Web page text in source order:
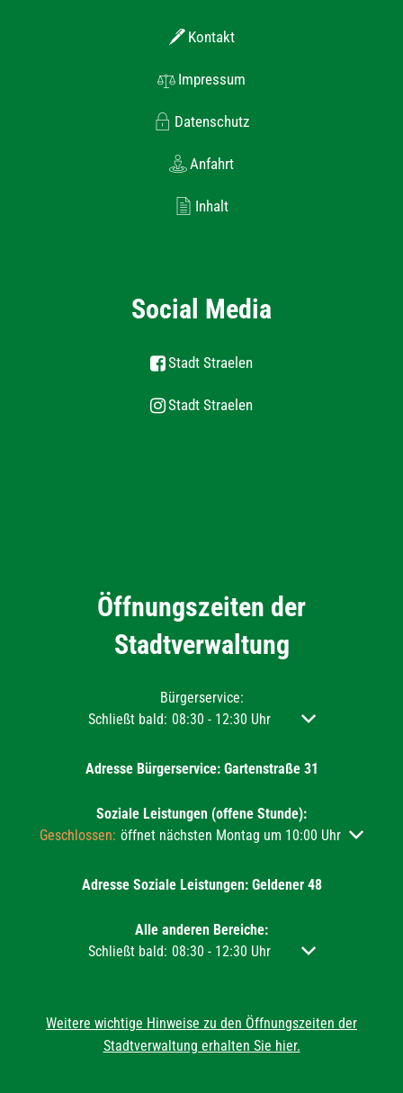
Kontakt
Impressum
Datenschutz
Anfahrt
Inhalt
Social Media
Stadt Straelen
Stadt Straelen
Öffnungszeiten der
Stadtverwaltung
Bürgerservice:
Klicken, um weitere Öffnungs- oder Schließzeiten
Schließt bald: 08:30 - 12:30 Uhr Von 08:30 bis
Adresse Bürgerservice: Gartenstraße 31
Soziale Leistungen (offene Stunde):
Klicken, um weitere Öffnungs- oder Schließzeiten
Geschlossen: öffnet nächsten Montag um 10:00 Uhr
Adresse Soziale Leistungen: Geldener 48
Alle anderen Bereiche:
Klicken, um weitere Öffnungs- oder Schließzeiten
Schließt bald: 08:30 - 12:30 Uhr Von 08:30 bis
Weitere wichtige Hinweise zu den Öffnungszeiten der
Stadtverwaltung erhalten Sie hier.